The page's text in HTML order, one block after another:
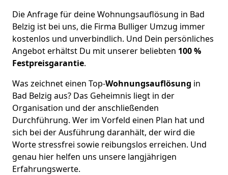
Die Anfrage für deine Wohnungsauflösung in Bad
Belzig ist bei uns, die Firma Bulliger Umzug immer
kostenlos und unverbindlich. Und Dein persönliches
Angebot erhältst Du mit unserer beliebten 100 %
Festpreisgarantie.
Was zeichnet einen Top-Wohnungsauflösung in
Bad Belzig aus? Das Geheimnis liegt in der
Organisation und der anschließenden
Durchführung. Wer im Vorfeld einen Plan hat und
sich bei der Ausführung daranhält, der wird die
Worte stressfrei sowie reibungslos erreichen. Und
genau hier helfen uns unsere langjährigen
Erfahrungswerte.